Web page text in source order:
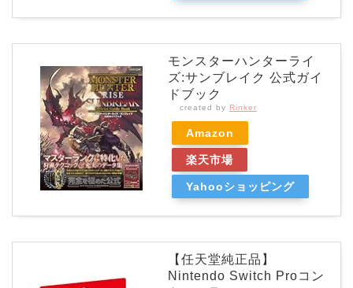
モンスターハンターライ
ズ:サンブレイク 公式ガイ
ドブック
created by Rinker
Amazon
楽天市場
Yahooショッピング
【任天堂純正品】
Nintendo Switch Proコン